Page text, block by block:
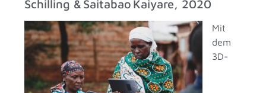
Schilling & Saitabao Kaiyare, 2020
Mit
dem
3D-